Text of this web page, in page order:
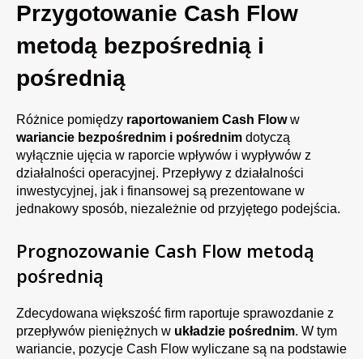
Przygotowanie Cash Flow
metodą bezpośrednią i
pośrednią
Różnice pomiędzy raportowaniem Cash Floww
wariancie bezpośrednim i pośrednim dotyczą
wyłącznie ujęcia w raporcie wpływów i wypływów z
działalności operacyjnej. Przepływy z działalności
inwestycyjnej, jak i finansowej są prezentowane w
jednakowy sposób, niezależnie od przyjętego podejścia.
Prognozowanie Cash Flow metodą
pośrednią
Zdecydowana większość firm raportuje sprawozdanie z
przepływów pieniężnych w układzie pośrednim. W tym
wariancie, pozycje Cash Flow wyliczane są na podstawie